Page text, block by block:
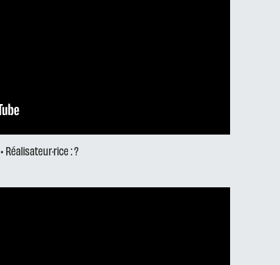
• Réalisateur·rice : ?